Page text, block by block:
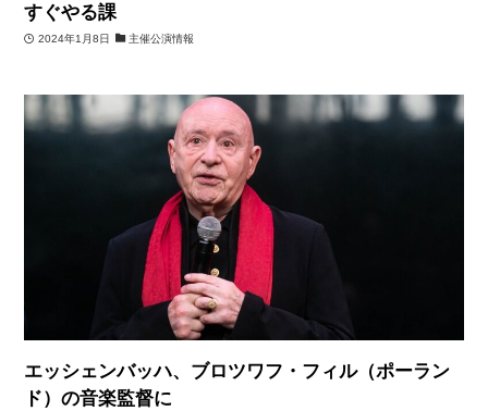
すぐやる課
2024年1月8日 主催公演情報
エッシェンバッハ、ブロツワフ・フィル（ポーラン
ド）の音楽監督に